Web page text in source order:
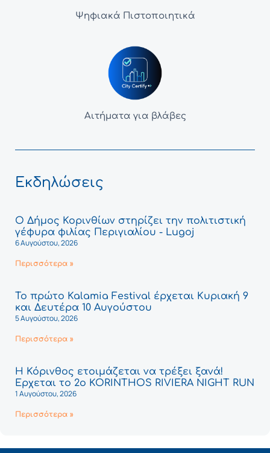
Ψηφιακά Πιστοποιητικά
Αιτήματα για βλάβες
Εκδηλώσεις
Ο Δήμος Κορινθίων στηρίζει την πολιτιστική
γέφυρα φιλίας Περιγιαλίου - Lugoj
6 Αυγούστου, 2026
Περισσότερα »
Το πρώτο Kalamia Festival έρχεται Κυριακή 9
και Δευτέρα 10 Αυγούστου
5 Αυγούστου, 2026
Περισσότερα »
Η Κόρινθος ετοιμάζεται να τρέξει ξανά!
Έρχεται το 2ο KORINTHOS RIVIERA NIGHT RUN
1 Αυγούστου, 2026
Περισσότερα »